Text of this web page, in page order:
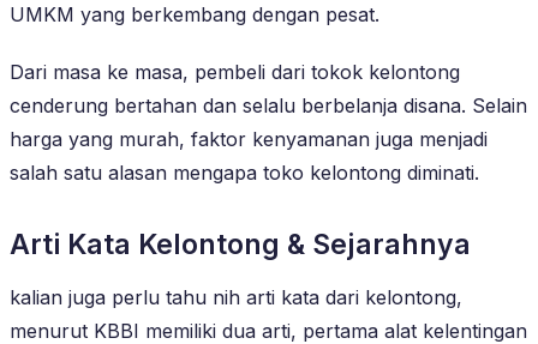
UMKM yang berkembang dengan pesat.
Dari masa ke masa, pembeli dari tokok kelontong
cenderung bertahan dan selalu berbelanja disana. Selain
harga yang murah, faktor kenyamanan juga menjadi
salah satu alasan mengapa toko kelontong diminati.
Arti Kata Kelontong & Sejarahnya
kalian juga perlu tahu nih arti kata dari kelontong,
menurut KBBI memiliki dua arti, pertama alat kelentingan